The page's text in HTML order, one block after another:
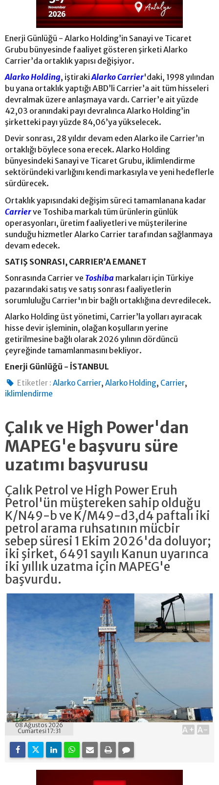
Enerji Günlüğü - Alarko Holding’in Sanayi ve Ticaret
Grubu bünyesinde faaliyet gösteren şirketi Alarko
Carrier’da ortaklık yapısı değişiyor.
Alarko Holding, iştirakiAlarko Carrier'daki, 1998 yılından
bu yana ortaklık yaptığı ABD’li Carrier’a ait tüm hisseleri
devralmak üzere anlaşmaya vardı. Carrier’e ait yüzde
42,03 oranındaki payı devralınca Alarko Holding’in
şirketteki payı yüzde 84,06’ya yükselecek.
Devir sonrası, 28 yıldır devam eden Alarko ile Carrier’ın
ortaklığı böylece sona erecek. Alarko Holding
bünyesindeki Sanayi ve Ticaret Grubu, iklimlendirme
sektöründeki varlığını kendi markasıyla ve yeni hedeflerle
sürdürecek.
Ortaklık yapısındaki değişim süreci tamamlanana kadar
Carrierve Toshiba markalı tüm ürünlerin günlük
operasyonları, üretim faaliyetleri ve müşterilerine
sunduğu hizmetler Alarko Carrier tarafından sağlanmaya
devam edecek.
SATIŞ SONRASI, CARRIER’A EMANET
Sonrasında Carrier ve Toshiba markaları için Türkiye
pazarındaki satış ve satış sonrası faaliyetlerin
sorumluluğu Carrier'ın bir bağlı ortaklığına devredilecek.
Alarko Holding üst yönetimi, Carrier’la yolları ayıracak
hisse devir işleminin, olağan koşulların yerine
getirilmesine bağlı olarak 2026 yılının dördüncü
çeyreğinde tamamlanmasını bekliyor.
Enerji Günlüğü - İSTANBUL
Etiketler : Alarko Carrier,Alarko Holding, Carrier,
iklimlendirme
Çalık ve High Power'dan
MAPEG'e başvuru süre
uzatımı başvurusu
Çalık Petrol ve High Power Eruh
Petrol'ün müştereken sahip olduğu
K/N49-b ve K/M49-d3,d4 paftalı iki
petrol arama ruhsatının mücbir
sebep süresi 1 Ekim 2026'da doluyor;
iki şirket, 6491 sayılı Kanun uyarınca
iki yıllık uzatma için MAPEG'e
başvurdu.
08 Ağustos 2026
Cumartesi 17:31
A+ A-